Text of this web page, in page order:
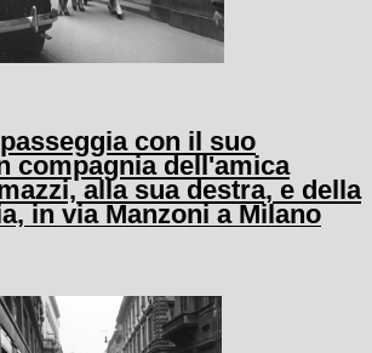
con il suo
compagnia dell'amica
alla sua destra, e della
in via Manzoni a Milano